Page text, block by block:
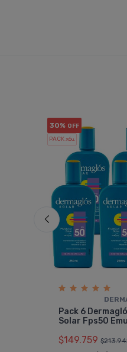
30% OFF
PACK x6u.
Pack 6
Solar Fps50
$149.759